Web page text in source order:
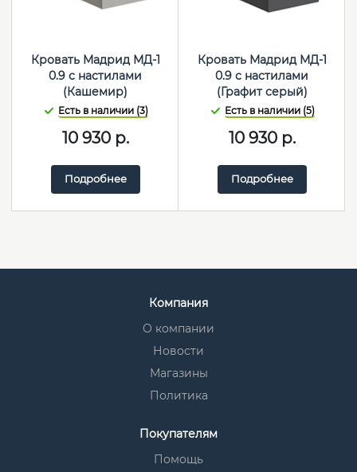
Кровать Мадрид МД-1
0.9 с настилами
(Кашемир)
Есть в наличии (3)
10 930р.
Подробнее
Кровать Мадрид МД-1
0.9 с настилами
(Графит серый)
Есть в наличии (5)
10 930р.
Подробнее
Компания
О компании
Новости
Магазины
Политика
Покупателям
Помощь